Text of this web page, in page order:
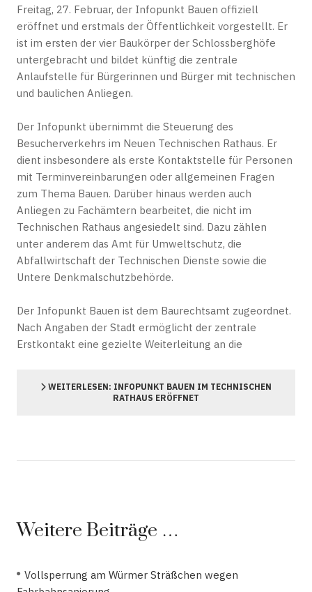
Freitag, 27. Februar, der Infopunkt Bauen offiziell
eröffnet und erstmals der Öffentlichkeit vorgestellt. Er
ist im ersten der vier Baukörper der Schlossberghöfe
untergebracht und bildet künftig die zentrale
Anlaufstelle für Bürgerinnen und Bürger mit technischen
und baulichen Anliegen.
Der Infopunkt übernimmt die Steuerung des
Besucherverkehrs im Neuen Technischen Rathaus. Er
dient insbesondere als erste Kontaktstelle für Personen
mit Terminvereinbarungen oder allgemeinen Fragen
zum Thema Bauen. Darüber hinaus werden auch
Anliegen zu Fachämtern bearbeitet, die nicht im
Technischen Rathaus angesiedelt sind. Dazu zählen
unter anderem das Amt für Umweltschutz, die
Abfallwirtschaft der Technischen Dienste sowie die
Untere Denkmalschutzbehörde.
Der Infopunkt Bauen ist dem Baurechtsamt zugeordnet.
Nach Angaben der Stadt ermöglicht der zentrale
Erstkontakt eine gezielte Weiterleitung an die
WEITERLESEN: INFOPUNKT BAUEN IM TECHNISCHEN
RATHAUS ERÖFFNET
Weitere Beiträge …
Vollsperrung am Würmer Sträßchen wegen